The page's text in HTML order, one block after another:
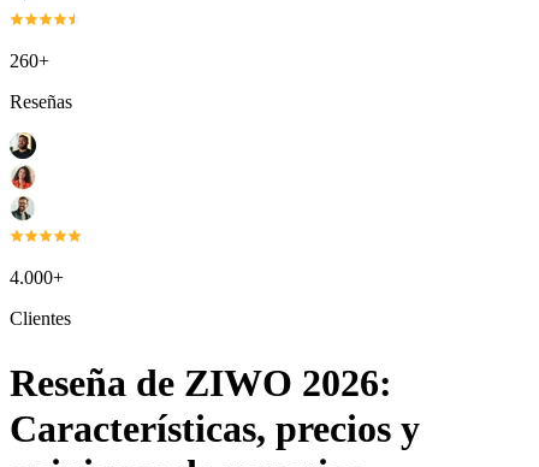
260+
Reseñas
4.000+
Clientes
Reseña de ZIWO 2026:
Características, precios y